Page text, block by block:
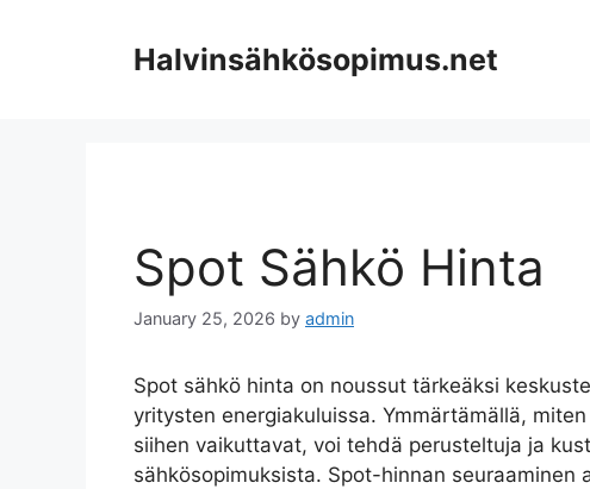
Halvinsähkösopimus.net
Spot Sähkö Hinta
January 25, 2026 by admin
Spot sähkö hinta on noussut tärkeäksi
yritysten energiakuluissa. Ymmärtämällä,
siihen vaikuttavat, voi tehdä perusteltuja ja
sähkösopimuksista. Spot-hinnan seuraaminen